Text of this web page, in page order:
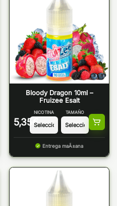
Bloody Dragon 10ml –
Fruizee Esalt
5,35 €
NICOTINA TAMAÑO
Entrega maÃ±ana